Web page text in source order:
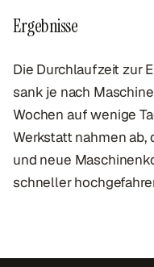
Ergebnisse
Die Durchlaufzeit zur
sank je nach
Wochen auf wenige
Werkstatt nahmen ab,
und neue
schneller